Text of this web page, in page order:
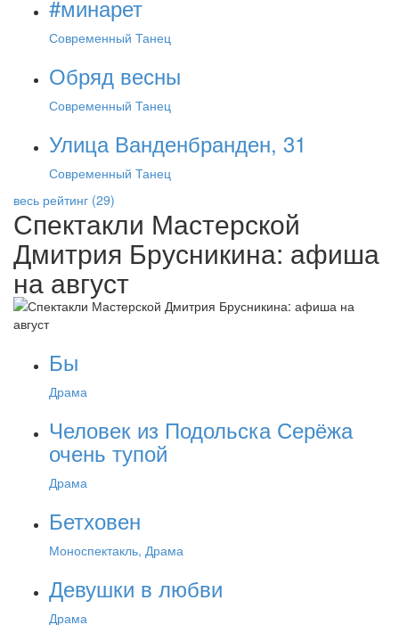
#минарет
Современный Танец
Обряд весны
Современный Танец
Улица Ванденбранден, 31
Современный Танец
весь рейтинг (29)
Спектакли Мастерской
Дмитрия Брусникина: афиша
на август
Бы
Драма
Человек из Подольска Серёжа
очень тупой
Драма
Бетховен
Моноспектакль, Драма
Девушки в любви
Драма